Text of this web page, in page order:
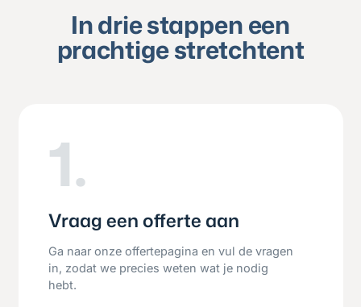
In drie stappen een
prachtige stretchtent
1.
Vraag een offerte aan
Ga naar onze offertepagina en vul de vragen
in, zodat we precies weten wat je nodig
hebt.